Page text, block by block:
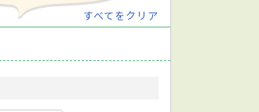
すべてをクリア